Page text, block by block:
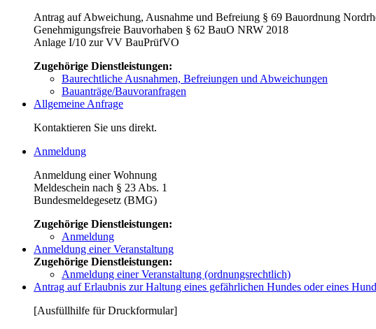
Antrag auf Abweichung, Ausnahme und Befreiung § 69 Bauordnung
Genehmigungsfreie Bauvorhaben § 62 BauO NRW 2018
Anlage I/10 zur VV BauPrüfVO
Zugehörige Dienstleistungen:
Baurechtliche Ausnahmen, Befreiungen und Abweichungen
Bauanträge/Bauvoranfragen
Allgemeine Anfrage
Kontaktieren Sie uns direkt.
Anmeldung
Anmeldung einer Wohnung
Meldeschein nach § 23 Abs. 1
Bundesmeldegesetz (BMG)
Zugehörige Dienstleistungen:
Anmeldung
Anmeldung einer Veranstaltung
Zugehörige Dienstleistungen:
Anmeldung einer Veranstaltung (ordnungsrechtlich)
Antrag auf Erlaubnis zur Haltung eines gefährlichen Hundes oder eines
[Ausfüllhilfe für Druckformular]